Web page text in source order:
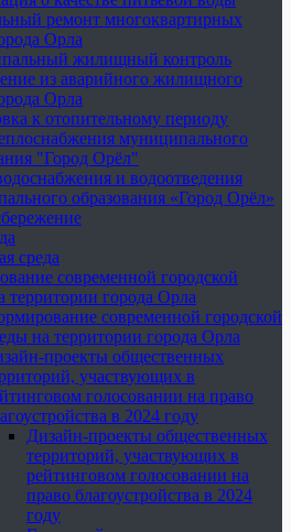
ремонт многоквартирных
Орла
жилищный контроль
из аварийного жилищного
Орла
к отопительному периоду
муниципального
"Город Орёл"
и водоотведения
образования «Город Орёл»
среда
современной городской
территории города Орла
современной городской
на территории города Орла
проекты общественных
участвующих в
голосовании на право
в 2024 году
Дизайн-проекты общественных
территорий, участвующих в
рейтинговом голосовании на
право благоустройства в 2024
году